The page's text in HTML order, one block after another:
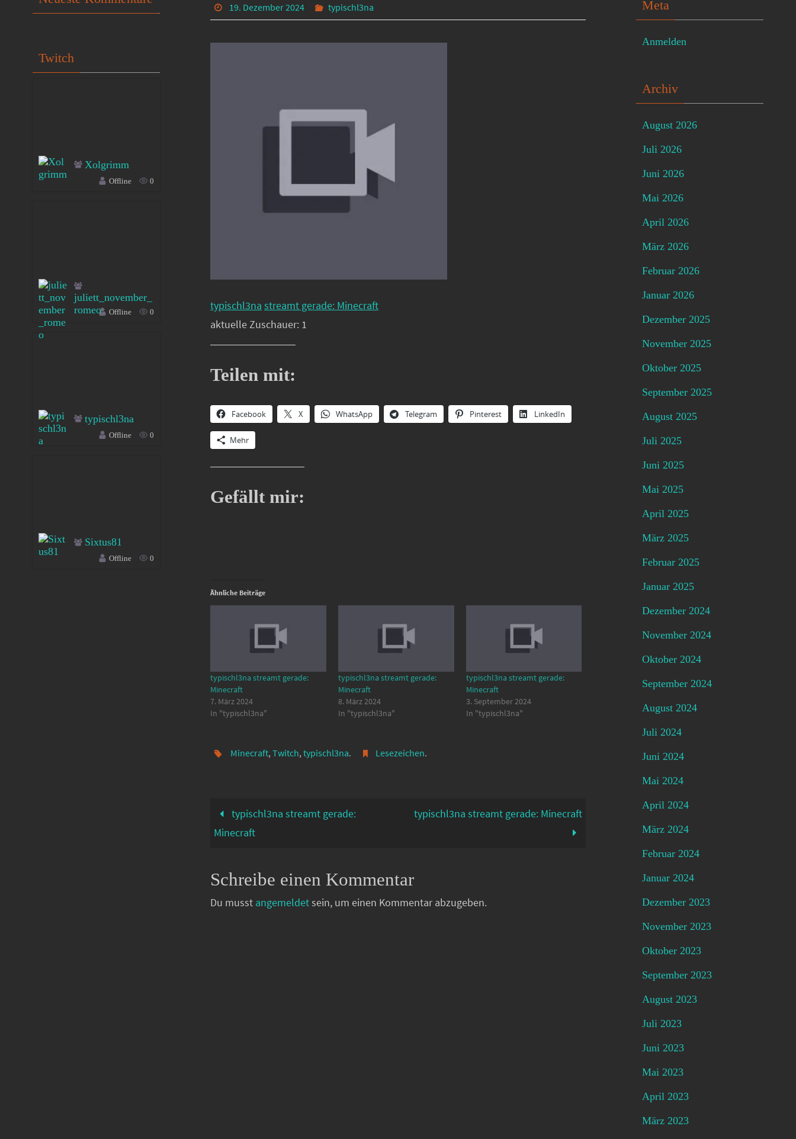
19. Dezember 2024 typischl3na
typischl3na streamt gerade: Minecraft
aktuelle Zuschauer: 1
Teilen mit:
Facebook X WhatsApp Telegram Pinterest LinkedIn
Mehr
Gefällt mir:
Ähnliche Beiträge
typischl3na streamt gerade:
Minecraft
7. März 2024
In "typischl3na"
typischl3na streamt gerade:
Minecraft
8. März 2024
In "typischl3na"
typischl3na streamt gerade:
Minecraft
3. September 2024
In "typischl3na"
Minecraft, Twitch, typischl3na. Lesezeichen.
typischl3na streamt gerade:
Minecraft
typischl3na streamt gerade: Minecraft
Schreibe einen Kommentar
Du musst angemeldetsein, um einen Kommentar abzugeben.
Twitch
Xolgrimm
Offline 0
juliett_november_
romeo
Offline 0
typischl3na
Offline 0
Sixtus81
Offline 0
Meta
Anmelden
Archiv
August 2026
Juli 2026
Juni 2026
Mai 2026
April 2026
März 2026
Februar 2026
Januar 2026
Dezember 2025
November 2025
Oktober 2025
September 2025
August 2025
Juli 2025
Juni 2025
Mai 2025
April 2025
März 2025
Februar 2025
Januar 2025
Dezember 2024
November 2024
Oktober 2024
September 2024
August 2024
Juli 2024
Juni 2024
Mai 2024
April 2024
März 2024
Februar 2024
Januar 2024
Dezember 2023
November 2023
Oktober 2023
September 2023
August 2023
Juli 2023
Juni 2023
Mai 2023
April 2023
März 2023